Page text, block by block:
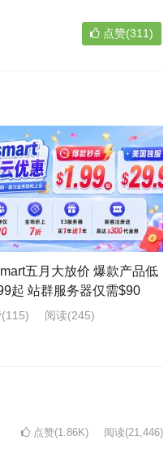
点赞(311)
五月大放价 爆款产品低
起 站群服务器仅需$90
阅读(245)
点赞(1.86K) 阅读(21,446)